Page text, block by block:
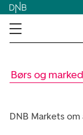
Børs og marked
DNB Markets